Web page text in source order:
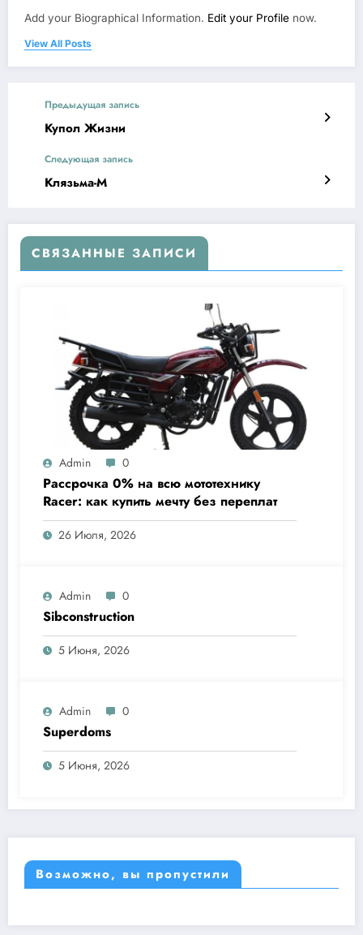
Add your Biographical Information. Edit your Profile now.
View All Posts
Предыдущая запись
Купол Жизни
Следующая запись
Клязьма-М
СВЯЗАННЫЕ ЗАПИСИ
Admin 0
Рассрочка 0% на всю мототехнику
Racer: как купить мечту без переплат
26 Июля, 2026
Admin 0
Sibconstruction
5 Июня, 2026
Admin 0
Superdoms
5 Июня, 2026
Возможно, вы пропустили